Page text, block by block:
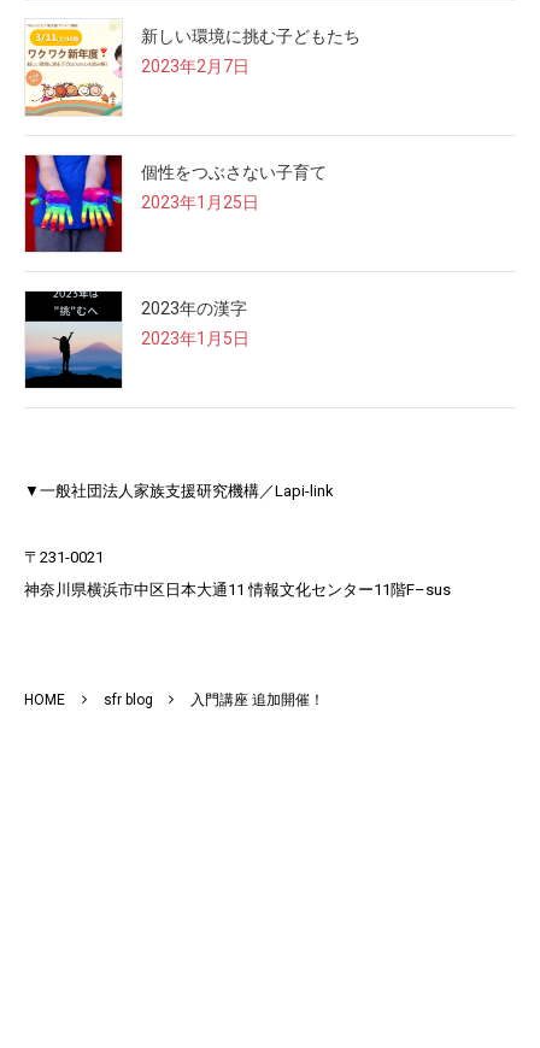
新しい環境に挑む子どもたち
2023年2月7日
個性をつぶさない子育て
2023年1月25日
2023年の漢字
2023年1月5日
▼一般社団法人家族支援研究機構／Lapi-link
〒231-0021​
神奈川県横浜市中区日本大通11 情報文化センター11階F–sus​
HOME sfr blog 入門講座 追加開催！